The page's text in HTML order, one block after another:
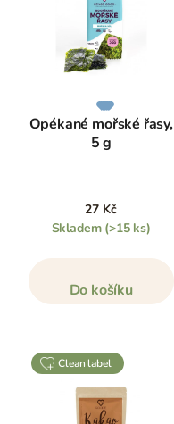
Opékané mořské řasy,
5 g
27 Kč
Skladem (>15 ks)
Do košíku
clean label